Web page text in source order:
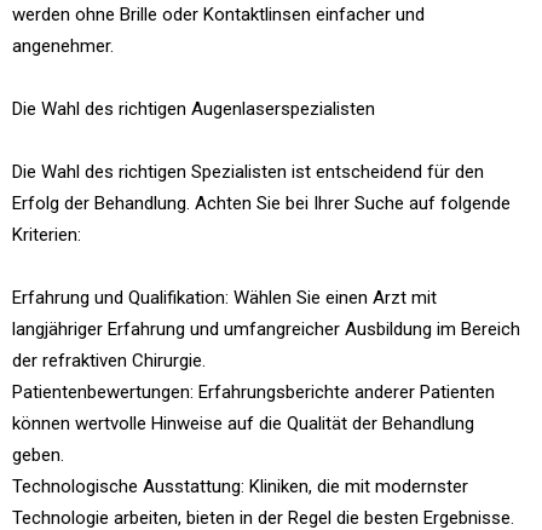
werden ohne Brille oder Kontaktlinsen einfacher und
angenehmer.
Die Wahl des richtigen Augenlaserspezialisten
Die Wahl des richtigen Spezialisten ist entscheidend für den
Erfolg der Behandlung. Achten Sie bei Ihrer Suche auf folgende
Kriterien:
Erfahrung und Qualifikation: Wählen Sie einen Arzt mit
langjähriger Erfahrung und umfangreicher Ausbildung im Bereich
der refraktiven Chirurgie.
Patientenbewertungen: Erfahrungsberichte anderer Patienten
können wertvolle Hinweise auf die Qualität der Behandlung
geben.
Technologische Ausstattung: Kliniken, die mit modernster
Technologie arbeiten, bieten in der Regel die besten Ergebnisse.